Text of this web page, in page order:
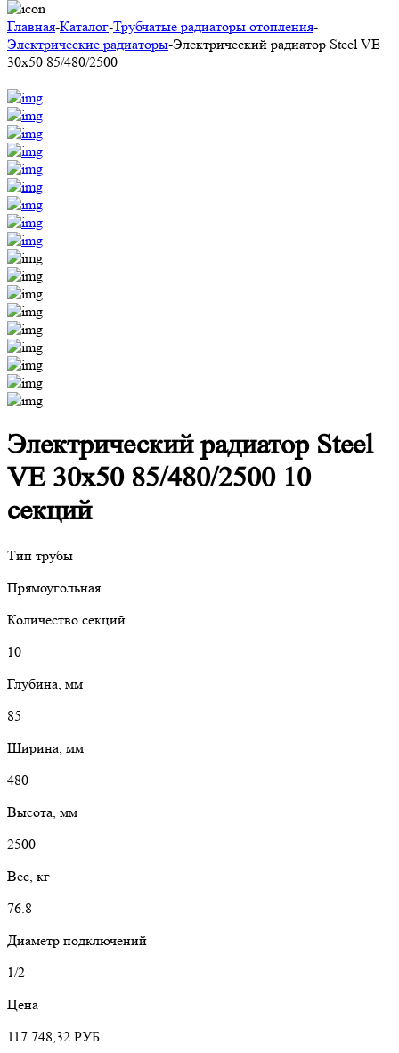
Главная-Каталог-Трубчатые радиаторы отопления-
Электрические радиаторы-Электрический радиатор Steel VE
30х50 85/480/2500
Электрический радиатор Steel
VE 30х50 85/480/2500 10
секций
Тип трубы
Прямоугольная
Количество секций
10
Глубина, мм
85
Ширина, мм
480
Высота, мм
2500
Вес, кг
76.8
Диаметр подключений
1/2
Цена
117 748,32 РУБ